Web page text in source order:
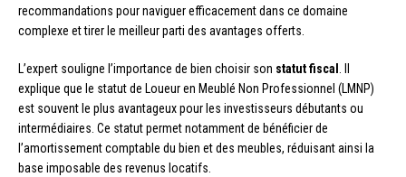
recommandations pour naviguer efficacement dans ce domaine
complexe et tirer le meilleur parti des avantages offerts.
L’expert souligne l’importance de bien choisir son statut fiscal . Il
explique que le statut de Loueur en Meublé Non Professionnel (LMNP)
est souvent le plus avantageux pour les investisseurs débutants ou
intermédiaires. Ce statut permet notamment de bénéficier de
l’amortissement comptable du bien et des meubles, réduisant ainsi la
base imposable des revenus locatifs.